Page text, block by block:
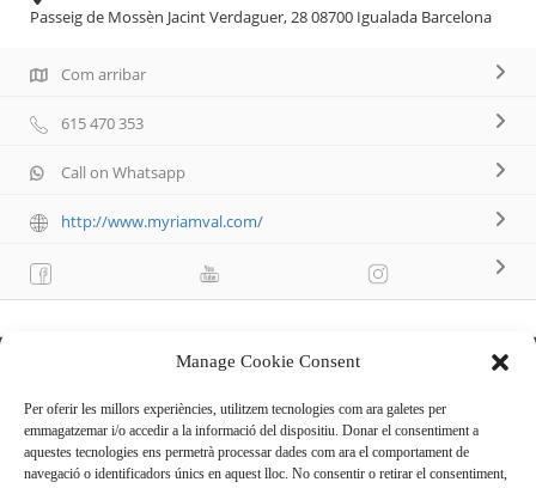
Manage Cookie Consent
Per oferir les millors experiències, utilitzem tecnologies com ara galetes per
emmagatzemar i/o accedir a la informació del dispositiu. Donar el consentiment a
aquestes tecnologies ens permetrà processar dades com ara el comportament de
navegació o identificadors únics en aquest lloc. No consentir o retirar el consentiment,
Passeig de Mossèn Jacint Verdaguer, 28 08700 Igualada Barcelona
Com arribar
615 470 353
Call on Whatsapp
http://www.myriamval.com/
Botiga de moda de dona amb serveis de lliurament a
domicili.